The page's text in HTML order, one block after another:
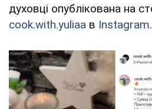
духовці опублікована на
cook.with.yuliaa в Instagram.